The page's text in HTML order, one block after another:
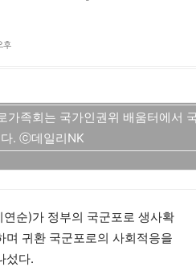
후
가족회는 국가인권위 배움터에서
. ⓒ데일리NK
순)가 정부의 국군포로 생사확
며 귀환 국군포로의 사회적응을
섰다.